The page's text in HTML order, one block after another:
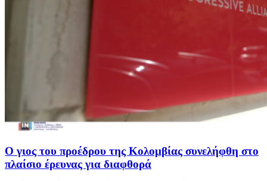
Ο γιος του προέδρου της Κολομβίας συνελήφθη στο
πλαίσιο έρευνας για διαφθορά